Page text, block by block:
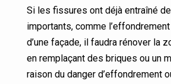
Si les fissures ont déjà entraîné
importants, comme l’effondrement
d’une façade, il faudra rénover la
en remplaçant des briques ou un
raison du danger d’effondrement